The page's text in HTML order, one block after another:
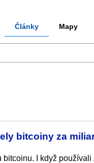
Články Mapy
bitcoiny za
I když